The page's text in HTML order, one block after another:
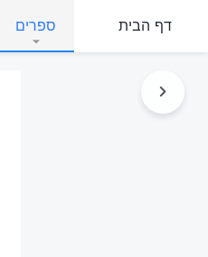
דף הבית ספרים